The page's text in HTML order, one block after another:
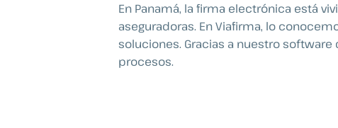
En Panamá, la firma electrónica está
aseguradoras. En Viafirma, lo
soluciones. Gracias a nuestro
procesos.